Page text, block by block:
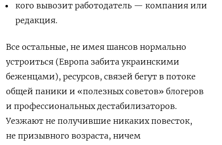
кого вывозит работодатель — компания или
редакция.
Все остальные, не имея шансов нормально
устроиться (Европа забита украинскими
беженцами), ресурсов, связей бегут в потоке
общей паники и «полезных советов» блогеров
и профессиональных дестабилизаторов.
Уезжают не получившие никаких повесток,
не призывного возраста, ничем